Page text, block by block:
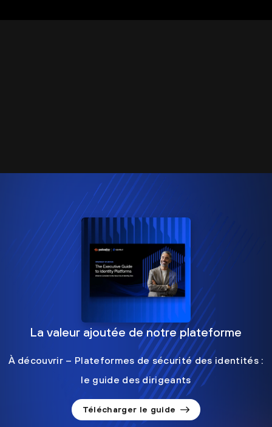
La valeur ajoutée de notre plateforme
À découvrir – Plateformes de sécurité des identités :
le guide des dirigeants
Télécharger le guide